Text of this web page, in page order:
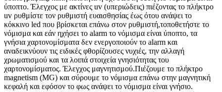
ύποπτο. Έλεγχος με ακτίνες uv (υπεριώδεις) πιέζοντας το πλήκτρο
uv ρυθμίστε τον ρυθμιστή ευαισθησίας έως ότου ανάψει το
κόκκινο led που βρίσκεται επάνω στον ρυθμιστή,τοποθετήστε το
νόμισμα και εάν ηχήσει το alarm το νόμισμα είναι ύποπτο, τα
γνήσια χαρτονομίσματα δεν ενεργοποιούν το alarm και
αναδεικνύουν τις ειδικές φθορίζουσες νυχιές, την αλλαγή
χρωματισμού και τα λοιπά στοιχεία γνησιότητας του
χαρτονομίσματος. Έλεγχος μαγνητισμού.Πιέζουμε το πλήκτρο
magnetism (MG) και σύρουμε το νόμισμα επάνω στην μαγνητική
κεφαλή και εφόσον το φως ανάψει το νόμισμα είναι γνήσιο.